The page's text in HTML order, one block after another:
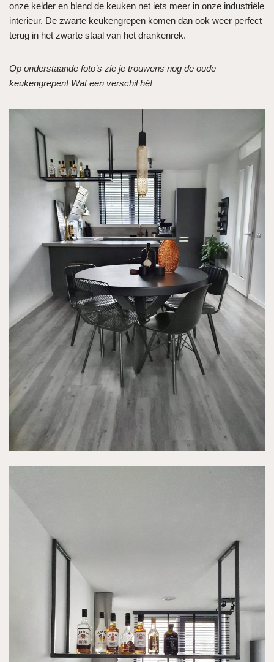
onze kelder en blend de keuken net iets meer in onze industriële
interieur. De zwarte keukengrepen komen dan ook weer perfect
terug in het zwarte staal van het drankenrek.
Op onderstaande foto’s zie je trouwens nog de oude
keukengrepen! Wat een verschil hé!